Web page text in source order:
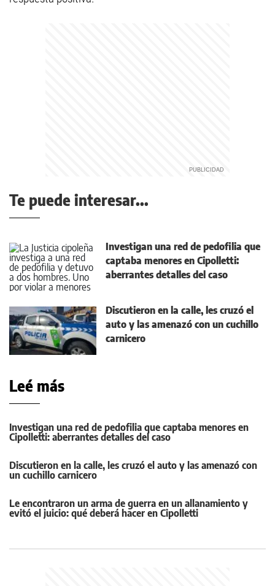
Te puede interesar...
Investigan una red de pedofilia que
captaba menores en Cipolletti:
aberrantes detalles del caso
Discutieron en la calle, les cruzó el
auto y las amenazó con un cuchillo
carnicero
Leé más
Investigan una red de pedofilia que captaba menores en
Cipolletti: aberrantes detalles del caso
Discutieron en la calle, les cruzó el auto y las amenazó con
un cuchillo carnicero
Le encontraron un arma de guerra en un allanamiento y
evitó el juicio: qué deberá hacer en Cipolletti